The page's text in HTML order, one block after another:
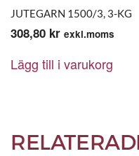
JUTEGARN 1500/3, 3-KG
308,80 kr exkl.moms
Lägg till i varukorg